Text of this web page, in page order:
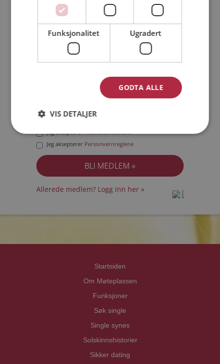
Jeg er en: Mann Kvinne
Min alder:
Jeg akseptererMedlemsvilkårene
Jeg aksepterer Personvernreglene
Allerede medlem? Logg inn her »
Startsiden
Om Møteplassen
Funksjoner
Søk single
Single synes
Solskinnshistorier
Sikker dating
Funksjonalitet Ugradert
GODTA ALLE
VIS DETALJER